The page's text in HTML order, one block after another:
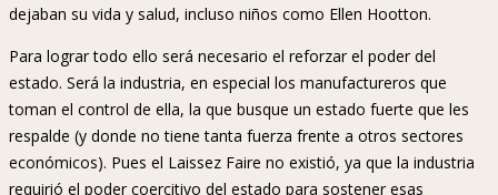
dejaban su vida y salud, incluso niños como Ellen Hootton.
Para lograr todo ello será necesario el reforzar el poder del
estado. Será la industria, en especial los manufactureros que
toman el control de ella, la que busque un estado fuerte que les
respalde (y donde no tiene tanta fuerza frente a otros sectores
económicos). Pues el Laissez Faire no existió, ya que la industria
requirió el poder coercitivo del estado para sostener esas